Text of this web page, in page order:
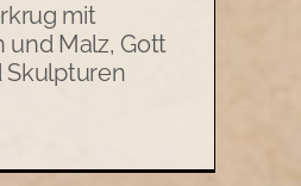
mit
und Malz, Gott
Skulpturen